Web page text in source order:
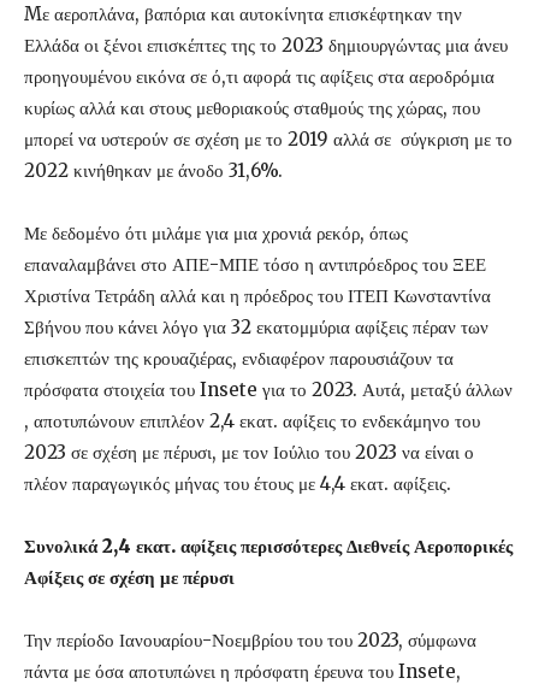
Mε αεροπλάνα, βαπόρια και αυτοκίνητα επισκέφτηκαν την
Ελλάδα οι ξένοι επισκέπτες της το 2023 δημιουργώντας μια άνευ
προηγουμένου εικόνα σε ό,τι αφορά τις αφίξεις στα αεροδρόμια
κυρίως αλλά και στους μεθοριακούς σταθμούς της χώρας, που
μπορεί να υστερούν σε σχέση με το 2019 αλλά σε σύγκριση με το
2022 κινήθηκαν με άνοδο 31,6%.
Με δεδομένο ότι μιλάμε για μια χρονιά ρεκόρ, όπως
επαναλαμβάνει στο ΑΠΕ-ΜΠΕ τόσο η αντιπρόεδρος του ΞΕΕ
Χριστίνα Τετράδη αλλά και η πρόεδρος του ΙΤΕΠ Κωνσταντίνα
Σβήνου που κάνει λόγο για 32 εκατομμύρια αφίξεις πέραν των
επισκεπτών της κρουαζιέρας, ενδιαφέρον παρουσιάζουν τα
πρόσφατα στοιχεία του Insete για το 2023. Αυτά, μεταξύ άλλων
, αποτυπώνουν επιπλέον 2,4 εκατ. αφίξεις το ενδεκάμηνο του
2023 σε σχέση με πέρυσι, με τον Ιούλιο του 2023 να είναι ο
πλέον παραγωγικός μήνας του έτους με 4,4 εκατ. αφίξεις.
Συνολικά 2,4 εκατ. αφίξεις περισσότερες Διεθνείς Αεροπορικές
Αφίξεις σε σχέση με πέρυσι
Την περίοδο Ιανουαρίου-Νοεμβρίου του του 2023, σύμφωνα
πάντα με όσα αποτυπώνει η πρόσφατη έρευνα του Insete,